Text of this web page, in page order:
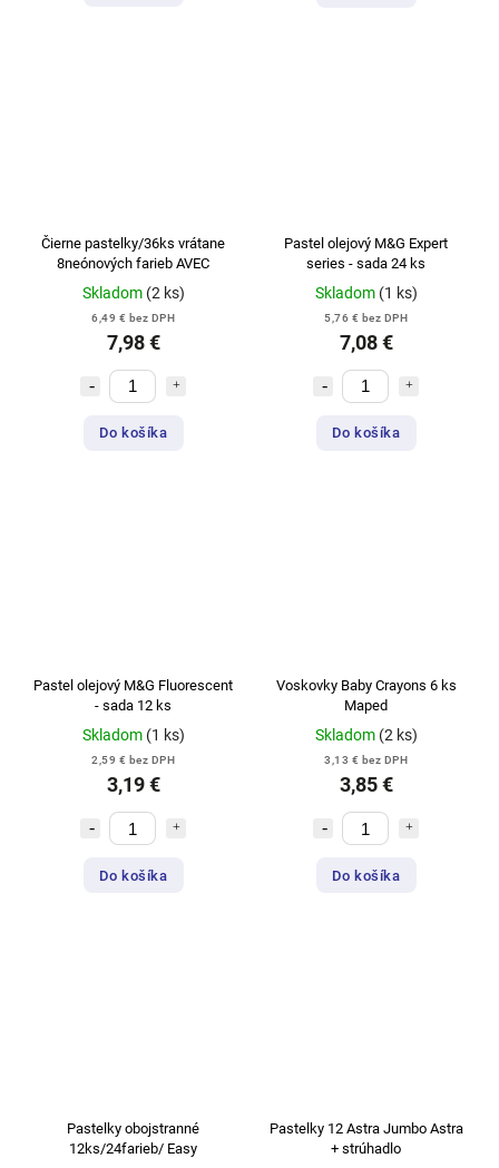
Čierne pastelky/36ks vrátane
8neónových farieb AVEC
Skladom (2 ks)
6,49 € bez DPH
7,98 €
Do košíka
Pastel olejový M&G Expert
series - sada 24 ks
Skladom (1 ks)
5,76 € bez DPH
7,08 €
Do košíka
Pastel olejový M&G Fluorescent
- sada 12 ks
Skladom (1 ks)
2,59 € bez DPH
3,19 €
Do košíka
Voskovky Baby Crayons 6 ks
Maped
Skladom (2 ks)
3,13 € bez DPH
3,85 €
Do košíka
Pastelky obojstranné
12ks/24farieb/ Easy
Pastelky 12 Astra Jumbo Astra
+ strúhadlo